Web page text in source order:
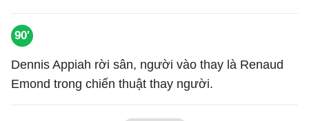
90'
Dennis Appiah rời sân, người vào thay là Renaud
Emond trong chiến thuật thay người.